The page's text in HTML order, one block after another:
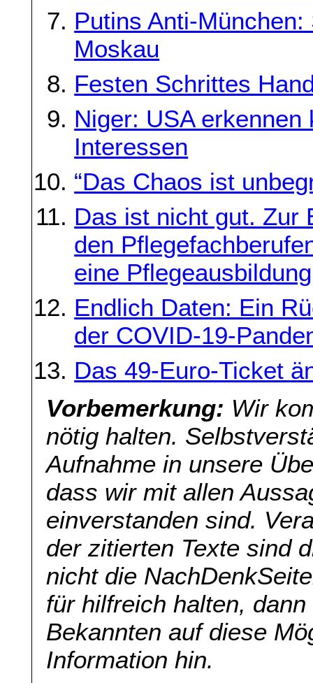
Putins Anti-
Moskau
Festen Schrittes
Niger: USA
Interessen
“Das Chaos ist
Das ist nicht gut. Zur
den
eine
Endlich Daten: Ein
der COVID-19-
Das 49-Euro-Ticket
Vorbemerkung: Wir
nötig halten.
Aufnahme in unsere
dass wir mit allen
einverstanden sind.
der zitierten Texte sind
nicht die
für hilfreich halten,
Bekannten auf diese
Information hin.